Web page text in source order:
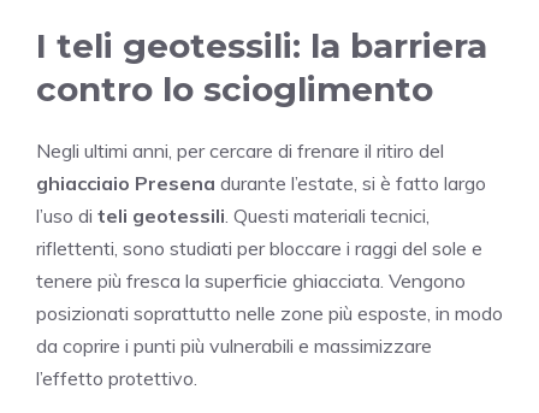
I teli geotessili: la barriera
contro lo scioglimento
Negli ultimi anni, per cercare di frenare il ritiro del
ghiacciaio Presena durante l’estate, si è fatto largo
l’uso di teli geotessili . Questi materiali tecnici,
riflettenti, sono studiati per bloccare i raggi del sole e
tenere più fresca la superficie ghiacciata. Vengono
posizionati soprattutto nelle zone più esposte, in modo
da coprire i punti più vulnerabili e massimizzare
l’effetto protettivo.